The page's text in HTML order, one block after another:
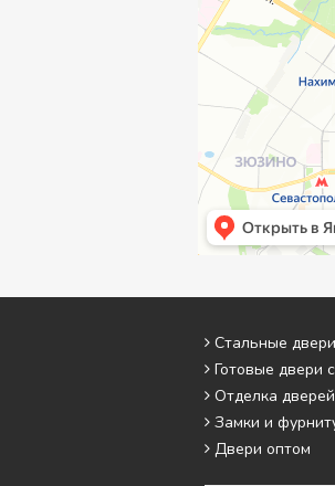
Стальные двери
Готовые двери
Отделка дверей
Замки и
Двери оптом